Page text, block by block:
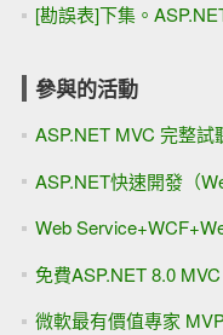
[勘誤表]下集。
參與的活動
ASP.NET MVC 完整試
ASP.NET快速開發（
Web
免費ASP.NET 8.0
微軟最有價值專家